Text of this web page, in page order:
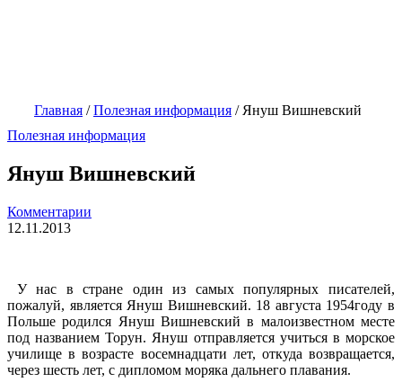
Главная /Полезная информация / Януш Вишневский
Полезная информация
Януш Вишневский
Комментарии
12.11.2013
У нас в стране один из самых популярных писателей,
пожалуй, является Януш Вишневский. 18 августа 1954году в
Польше родился Януш Вишневский в малоизвестном месте
под названием Торун. Януш отправляется учиться в морское
училище в возрасте восемнадцати лет, откуда возвращается,
через шесть лет, с дипломом моряка дальнего плавания.